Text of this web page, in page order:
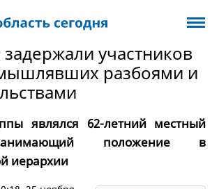
участников
разбоями и
являлся 62-летний местный
положение в
иерархии